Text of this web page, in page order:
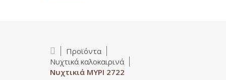
Προϊόντα
Νυχτικά καλοκαιρινά
Νυχτικιά MYPI 2722